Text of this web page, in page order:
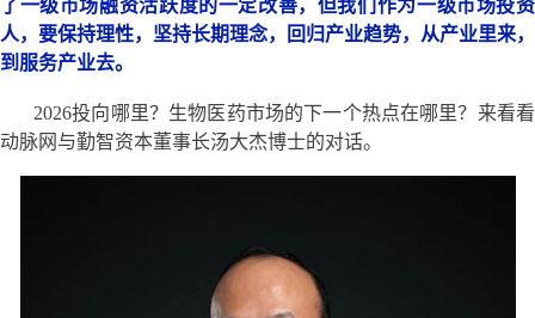
了一级市场融资活跃度的一定改善，但我们作为一级市场投资
人，要保持理性，坚持长期理念，回归产业趋势，从产业里来，
到服务产业去。
2026投向哪里？生物医药市场的下一个热点在哪里？来看看
动脉网与勤智资本董事长汤大杰博士的对话。